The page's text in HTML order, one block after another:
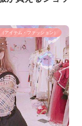
アイテム・ファッション）